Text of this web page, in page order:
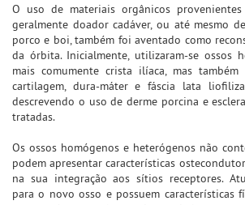
O uso de materiais orgânicos
geralmente doador cadáver, ou até mesmo
porco e boi, também foi aventado como
da órbita. Inicialmente, utilizaram-se ossos
mais comumente crista ilíaca, mas
cartilagem, dura-máter e fáscia lata
descrevendo o uso de derme porcina e
tratadas.
Os ossos homógenos e heterógenos não
podem apresentar características
na sua integração aos sítios receptores.
para o novo osso e possuem características